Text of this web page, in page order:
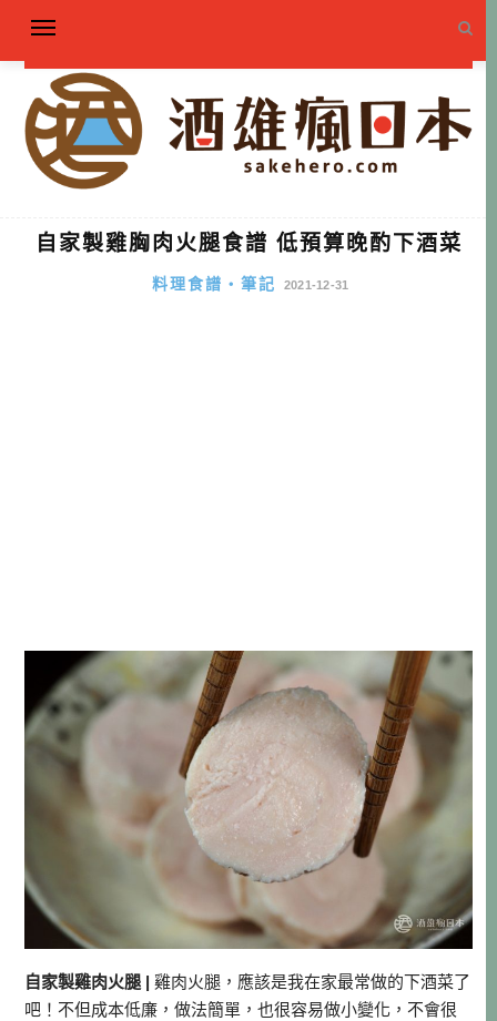
自家製雞胸肉火腿食譜 低預算晚酌下酒菜
料理食譜・筆記 2021-12-31
自家製雞肉火腿 |雞肉火腿，應該是我在家最常做的下酒菜了
吧！不但成本低廉，做法簡單，也很容易做小變化，不會很